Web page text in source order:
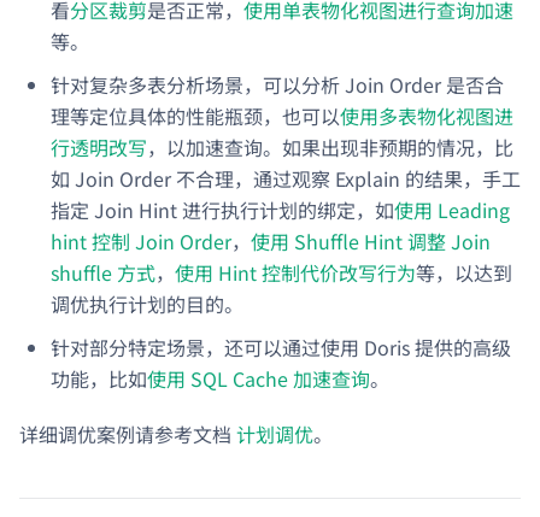
看分区裁剪是否正常， 使用单表物化视图进行查询加速
等。
针对复杂多表分析场景，可以分析 Join Order 是否合
理等定位具体的性能瓶颈，也可以使用多表物化视图进
行透明改写，以加速查询。如果出现非预期的情况，比
如 Join Order 不合理，通过观察 Explain 的结果，手工
指定 Join Hint 进行执行计划的绑定，如使用 Leading
hint 控制 Join Order， 使用 Shuffle Hint 调整 Join
shuffle 方式， 使用 Hint 控制代价改写行为等，以达到
调优执行计划的目的。
针对部分特定场景，还可以通过使用 Doris 提供的高级
功能，比如使用 SQL Cache 加速查询。
详细调优案例请参考文档 计划调优。